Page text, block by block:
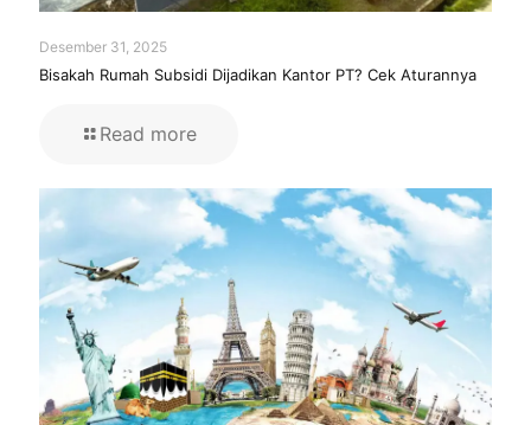
Desember 31, 2025
Bisakah Rumah Subsidi Dijadikan Kantor PT? Cek Aturannya
Read more